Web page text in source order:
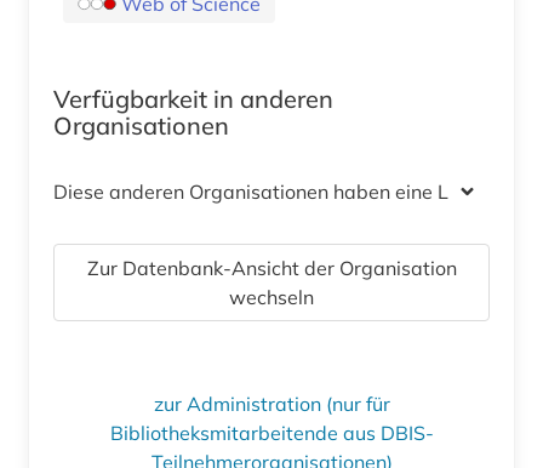
Verfügbarkeit in anderen
Organisationen
Diese anderen Organisationen haben eine Lizenz
Zur Datenbank-Ansicht der Organisation
wechseln
zur Administration (nur für
Bibliotheksmitarbeitende aus DBIS-
Teilnehmerorganisationen)